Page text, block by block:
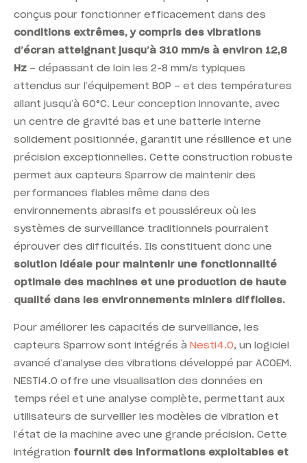
conçus pour fonctionner efficacement dans des
conditions extrêmes, y compris des vibrations
d’écran atteignant jusqu’à 310 mm/s à environ 12,8
Hz – dépassant de loin les 2-8 mm/s typiques
attendus sur l’équipement BOP – et des températures
allant jusqu’à 60°C. Leur conception innovante, avec
un centre de gravité bas et une batterie interne
solidement positionnée, garantit une résilience et une
précision exceptionnelles. Cette construction robuste
permet aux capteurs Sparrow de maintenir des
performances fiables même dans des
environnements abrasifs et poussiéreux où les
systèmes de surveillance traditionnels pourraient
éprouver des difficultés. Ils constituent donc une
solution idéale pour maintenir une fonctionnalité
optimale des machines et une production de haute
qualité dans les environnements miniers difficiles.
Pour améliorer les capacités de surveillance, les
capteurs Sparrow sont intégrés à Nesti4.0, un logiciel
avancé d’analyse des vibrations développé par ACOEM.
NESTi4.0 offre une visualisation des données en
temps réel et une analyse complète, permettant aux
utilisateurs de surveiller les modèles de vibration et
l’état de la machine avec une grande précision. Cette
intégration fournit des informations exploitables et